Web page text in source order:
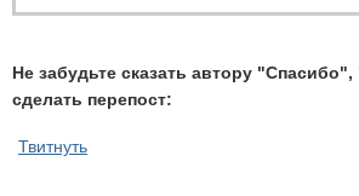
Не забудьте сказать автору
сделать перепост:
Твитнуть